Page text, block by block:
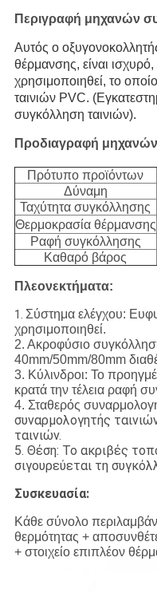
Περιγραφή μηχανών
Αυτός ο
θέρμανσης, είναι
χρησιμοποιηθεί, το
ταινιών PVC.
συγκόλληση ταινιών).
Προδιαγραφή
Πρότυπο προϊόντων
Δύναμη
Ταχύτητα συγκόλλησης
Θερμοκρασία θέρμανσης
Ραφή συγκόλλησης
Καθαρό βάρος
Πλεονεκτήματα:
1. Σύστημα ελέγχου:
χρησιμοποιηθεί.
2. Ακροφύσιο
40mm/50mm/80mm
3. Κύλινδροι: Το
κρατά την τέλεια ραφή
4. Σταθερός
συναρμολογητής
ταινιών.
5. Θέση: Το ακριβές
σιγουρεύεται τη
Συσκευασία:
Κάθε σύνολο
θερμότητας +
+ στοιχείο επιπλέον